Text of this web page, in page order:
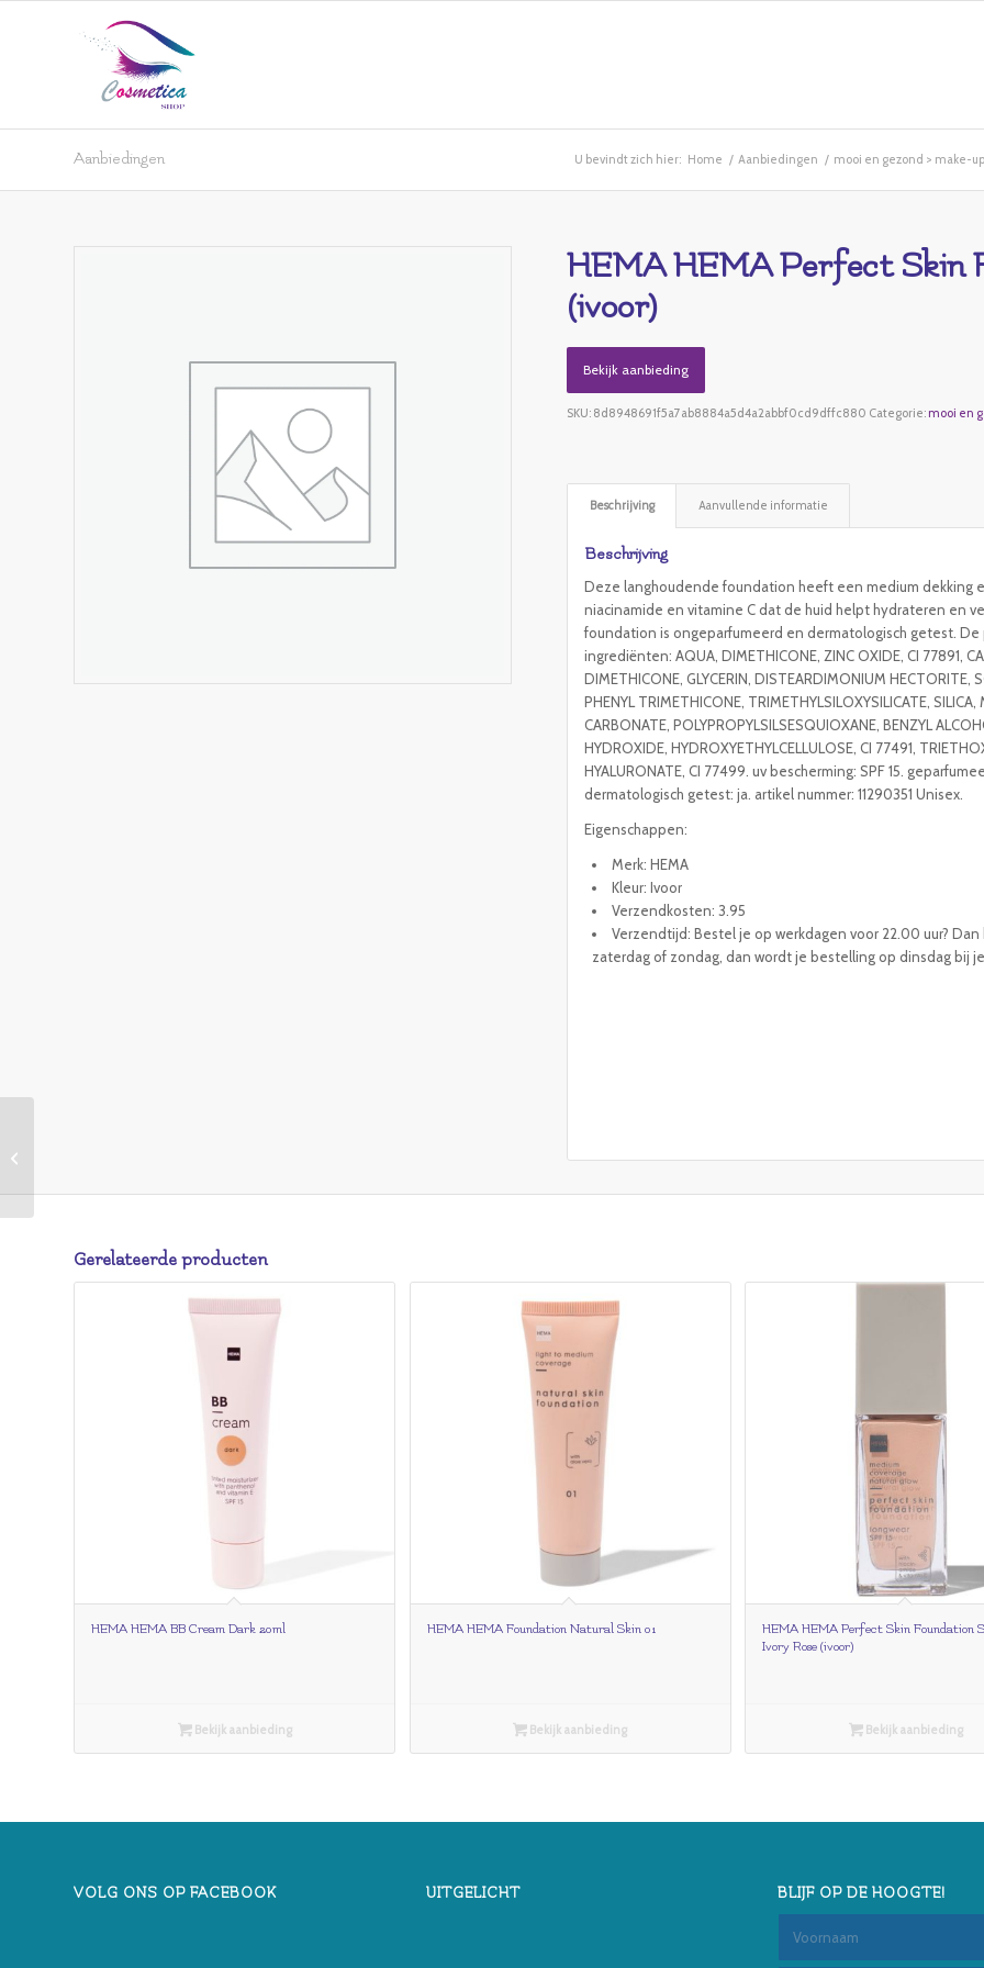
Aanbiedingen U bevindt zich hier: Home / Aanbiedingen / mooi en gezond > make-
HEMA HEMA Perfect Skin
(ivoor)
Bekijk aanbieding
SKU: 8d8948691f5a7ab8884a5d4a2abbf0cd9dffc880 Categorie: mooi en
Beschrijving Aanvullende informatie
Beschrijving
Deze langhoudende foundation heeft een medium dekking
niacinamide en vitamine C dat de huid helpt hydrateren en
foundation is ongeparfumeerd en dermatologisch getest. De
ingrediënten: AQUA, DIMETHICONE, ZINC OXIDE, CI 77891,
DIMETHICONE, GLYCERIN, DISTEARDIMONIUM HECTORITE,
PHENYL TRIMETHICONE, TRIMETHYLSILOXYSILICATE,
CARBONATE, POLYPROPYLSILSESQUIOXANE, BENZYL
HYDROXIDE, HYDROXYETHYLCELLULOSE, CI 77491,
HYALURONATE, CI 77499. uv bescherming: SPF 15.
dermatologisch getest: ja. artikel nummer: 11290351 Unisex.
Eigenschappen:
Merk: HEMA
Kleur: Ivoor
Verzendkosten: 3.95
Verzendtijd: Bestel je op werkdagen voor 22.00 uur?
zaterdag of zondag, dan wordt je bestelling op dinsdag bij
Gerelateerde producten
HEMA HEMA BB Cream Dark 20ml
Bekijk aanbieding
HEMA HEMA Foundation Natural Skin 01
Bekijk aanbieding
HEMA HEMA Perfect Skin Foundation
Ivory Rose (ivoor)
Bekijk aanbieding
VOLG ONS OP FACEBOOK UITGELICHT BLIJF OP DE HOOGTE!